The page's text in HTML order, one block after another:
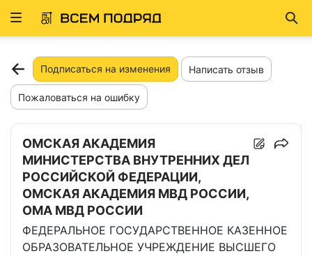
Развернуть
Подписаться на изменения Написать отзыв
Пожаловаться на ошибку
ОМСКАЯ АКАДЕМИЯ
МИНИСТЕРСТВА ВНУТРЕННИХ ДЕЛ
РОССИЙСКОЙ ФЕДЕРАЦИИ,
ОМСКАЯ АКАДЕМИЯ МВД РОССИИ,
ОМА МВД РОССИИ
ФЕДЕРАЛЬНОЕ ГОСУДАРСТВЕННОЕ КАЗЕННОЕ
ОБРАЗОВАТЕЛЬНОЕ УЧРЕЖДЕНИЕ ВЫСШЕГО